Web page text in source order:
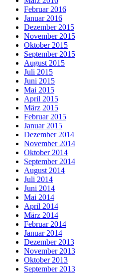
Februar 2016
Januar 2016
Dezember 2015
November 2015
Oktober 2015
September 2015
August 2015
Juli 2015
Juni 2015
Mai 2015
April 2015
März 2015
Februar 2015
Januar 2015
Dezember 2014
November 2014
Oktober 2014
September 2014
August 2014
Juli 2014
Juni 2014
Mai 2014
April 2014
März 2014
Februar 2014
Januar 2014
Dezember 2013
November 2013
Oktober 2013
September 2013